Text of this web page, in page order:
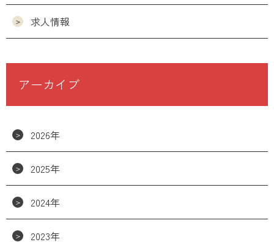
求人情報
アーカイブ
2026年
2025年
2024年
2023年